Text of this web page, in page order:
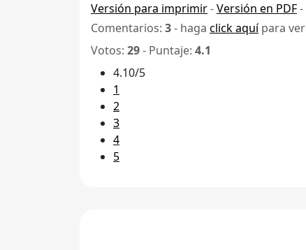
Versión para imprimir-Versión en PDF-
Comentarios: 3- haga click aquípara
Votos: 29- Puntaje: 4.1
4.10/5
1
2
3
4
5